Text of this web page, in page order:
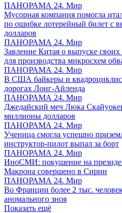
ПАНОРАМА 24. Мир
Мусорная компания помогла
по ошибке лотерейный билет с
долларов
ПАНОРАМА 24. Мир
Завление Китая о выпуске
для производства микросхем
ПАНОРАМА 24. Мир
В США байкеры и
дорогах Лонг-Айленда
ПАНОРАМА 24. Мир
Джедайский меч Люка
миллионы долларов
ПАНОРАМА 24. Мир
Ученица смогла успешно
инструктор-пилот выпал за борт
ПАНОРАМА 24. Мир
ИноСМИ: покушение на
Макрона совершено в Сирии
ПАНОРАМА 24. Мир
Во Франции более 2 тыс.
аномального зноя
Показать ещё